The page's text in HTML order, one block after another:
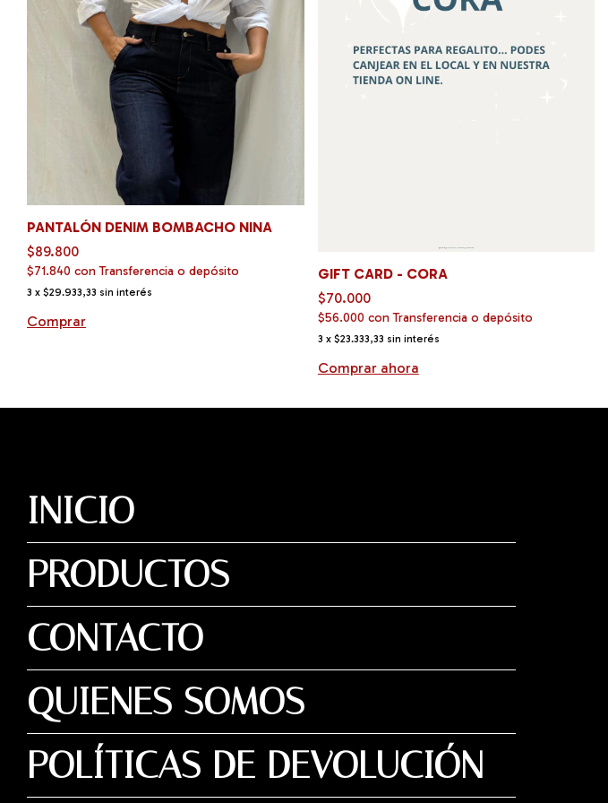
PANTALÓN DENIM BOMBACHO NINA
$89.800
$71.840 con Transferencia o depósito
3 x $29.933,33 sin interés
Comprar
GIFT CARD - CORA
$70.000
$56.000 con Transferencia o depósito
3 x $23.333,33 sin interés
INICIO
PRODUCTOS
CONTACTO
QUIENES SOMOS
POLÍTICAS DE DEVOLUCIÓN